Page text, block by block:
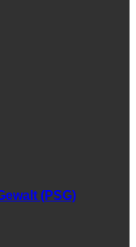
(PSG)